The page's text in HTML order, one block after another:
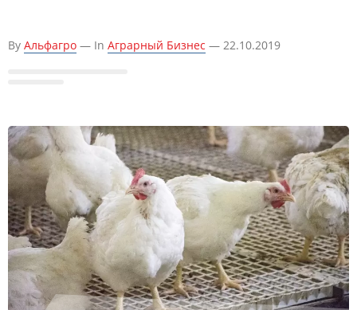
By Альфагро — In Аграрный Бизнес — 22.10.2019